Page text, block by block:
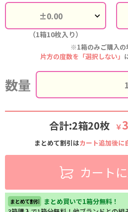
（1箱10枚入り）
※1箱のみご購入の
片方の度数を「選択しない」
数量
合計:2箱20枚 ￥
まとめて割引はカート追加後に
カート
まとめて割引
まとめ買いで1箱分無料！